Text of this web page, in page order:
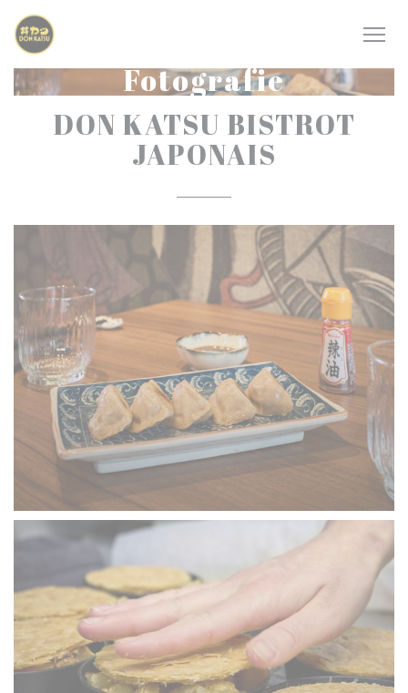
Panel pro správu cookies
Fotografie
DON KATSU BISTROT
JAPONAIS